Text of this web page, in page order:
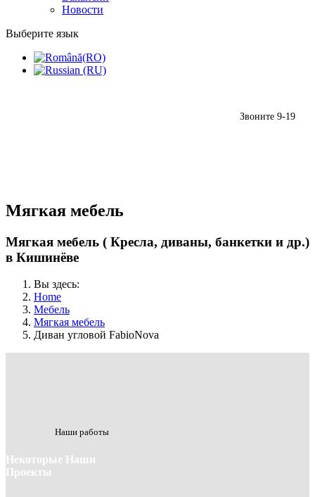
Новости
Выберите язык
Звоните 9-19
Мягкая мебель
Мягкая мебель ( Кресла, диваны, банкетки и др.)
в Кишинёве
Вы здесь:
Home
Мебель
Мягкая мебель
Диван угловой FabioNova
Наши работы
Некоторые Наши
Проекты